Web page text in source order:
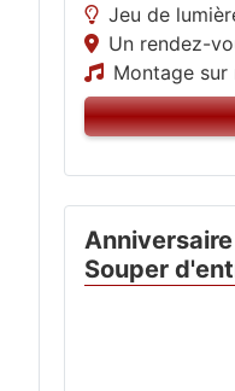
Jeu de
Un rendez-
Montage
Souper